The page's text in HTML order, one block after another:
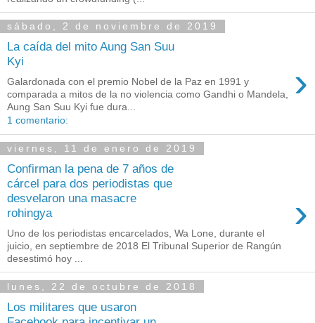
sábado, 2 de noviembre de 2019
La caída del mito Aung San Suu
Kyi
›
Galardonada con el premio Nobel de la Paz en 1991 y
comparada a mitos de la no violencia como Gandhi o Mandela,
Aung San Suu Kyi fue dura...
1 comentario:
viernes, 11 de enero de 2019
Confirman la pena de 7 años de
cárcel para dos periodistas que
desvelaron una masacre
rohingya
›
Uno de los periodistas encarcelados, Wa Lone, durante el
juicio, en septiembre de 2018 El Tribunal Superior de Rangún
desestimó hoy ...
lunes, 22 de octubre de 2018
Los militares que usaron